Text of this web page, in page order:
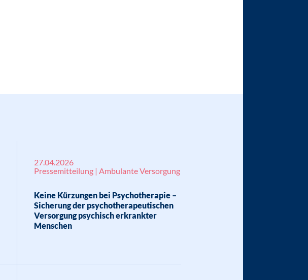
27.04.2026
Pressemitteilung | Ambulante Versorgung
Keine Kürzungen bei Psychotherapie –
Sicherung der psychotherapeutischen
Versorgung psychisch erkrankter
Menschen